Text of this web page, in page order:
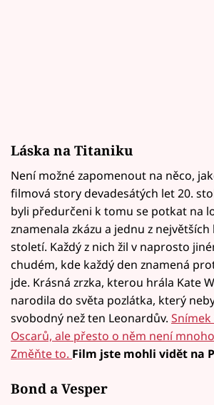
Láska na Titaniku
Není možné zapomenout na něco,
filmová story devadesátých let 20.
byli předurčeni k tomu se potkat na
znamenala zkázu a jednu z
století. Každý z nich žil v naprosto
chudém, kde každý den znamená
jde. Krásná zrzka, kterou hrála Kate
narodila do světa pozlátka, který
svobodný než ten Leonardův.
Oscarů, ale přesto o něm není
Změňte to. Film jste mohli vidět na
Bond a Vesper